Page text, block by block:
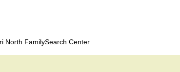
North FamilySearch Center